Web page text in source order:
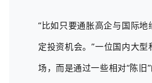
“比如只要通胀高企与国际
定投资机会。”一位国内大
场，而是通过一些相对“陈旧